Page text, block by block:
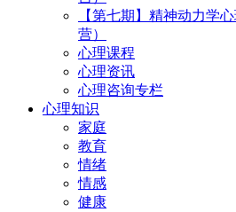
【第七期】精神动力学
营）
心理课程
心理资讯
心理咨询专栏
心理知识
家庭
教育
情绪
情感
健康